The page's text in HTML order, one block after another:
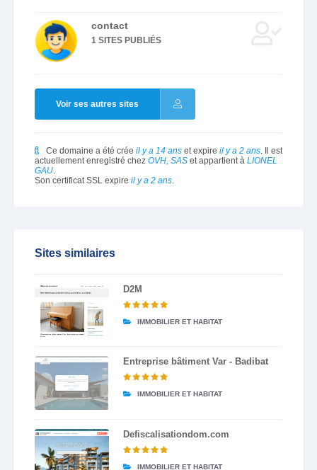
contact
1 SITES PUBLIÉS
Voir ses autres sites
Ce domaine a été crée il y a 14 anset expire il y a 2 ans. Il est
actuellement enregistré chez OVH, SASet appartient à LIONEL
GAU.
Son certificat SSL expire il y a 2 ans.
Sites similaires
D2M
IMMOBILIER ET HABITAT
Entreprise bâtiment Var - Badibat
IMMOBILIER ET HABITAT
Defiscalisationdom.com
IMMOBILIER ET HABITAT